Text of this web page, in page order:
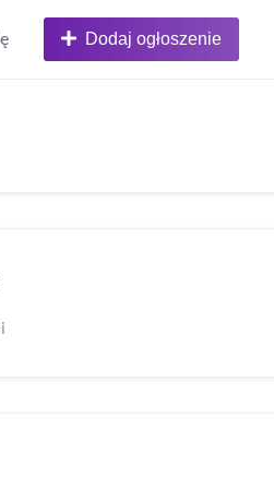
Dodaj ogłoszenie